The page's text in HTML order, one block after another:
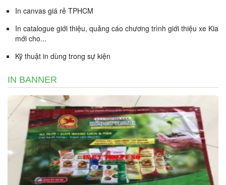
In canvas giá rẻ TPHCM
In catalogue giới thiệu, quảng cáo chương trình giới thiệu xe Kia
mới cho...
Kỹ thuật in dùng trong sự kiện
IN BANNER